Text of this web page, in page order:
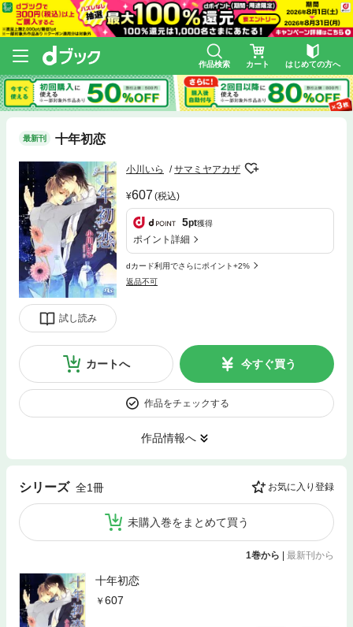
作品検索 カート はじめての方へ
最新刊 十年初恋
試し読み
小川いら サマミヤアカザ
607 (税込)
5pt獲得
ポイント詳細
dカード利用でさらにポイント+2%
返品不可
カートへ 今すぐ買う
作品をチェックする
作品情報へ
シリーズ 全1冊 お気に入り登録
未購入巻をまとめて買う
1巻から | 最新刊から
十年初恋
607